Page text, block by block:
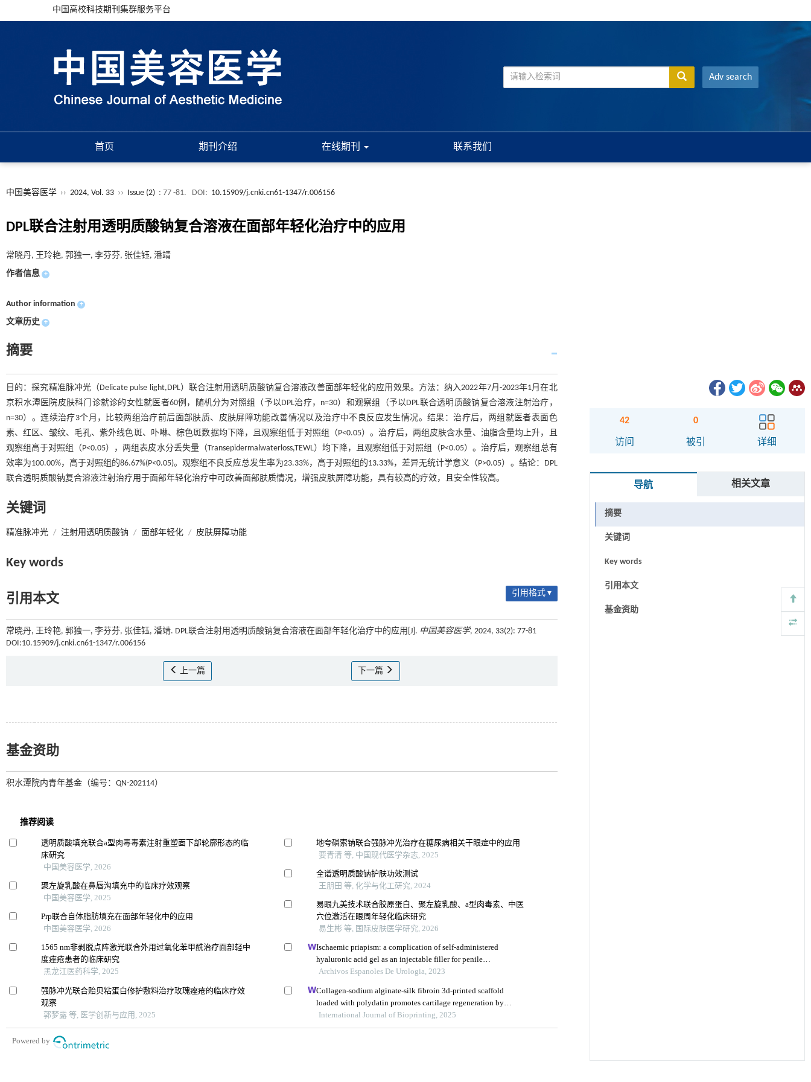
中国高校科技期刊集群服务平台
Adv search
首页 期刊介绍 在线期刊 联系我们
中国美容医学 ›› 2024, Vol. 33 ›› Issue (2) : 77 -81. DOI: 10.15909/j.cnki.cn61-1347/r.006156
DPL联合注射用透明质酸钠复合溶液在面部年轻化治疗中的应用
常晓丹, 王玲艳, 郭独一, 李芬芬, 张佳钰, 潘靖
作者信息 +
Author information +
文章历史 +
摘要
目的：探究精准脉冲光（Delicate pulse light,DPL）联合注射用透明质酸钠复合溶液改善面部年轻化的应用效果。方法：纳入2022年7月-2023年1月在北
京积水潭医院皮肤科门诊就诊的女性就医者60例，随机分为对照组（予以DPL治疗，n=30）和观察组（予以DPL联合透明质酸钠复合溶液注射治疗，
n=30）。连续治疗3个月，比较两组治疗前后面部肤质、皮肤屏障功能改善情况以及治疗中不良反应发生情况。结果：治疗后，两组就医者表面色
素、红区、皱纹、毛孔、紫外线色斑、卟啉、棕色斑数据均下降，且观察组低于对照组（P<0.05）。治疗后，两组皮肤含水量、油脂含量均上升，且
观察组高于对照组（P<0.05），两组表皮水分丢失量（Transepidermalwaterloss,TEWL）均下降，且观察组低于对照组（P<0.05）。治疗后，观察组总有
效率为100.00%，高于对照组的86.67%(P<0.05)。观察组不良反应总发生率为23.33%，高于对照组的13.33%，差异无统计学意义（P>0.05）。结论：DPL
联合透明质酸钠复合溶液注射治疗用于面部年轻化治疗中可改善面部肤质情况，增强皮肤屏障功能，具有较高的疗效，且安全性较高。
关键词
精准脉冲光 / 注射用透明质酸钠 / 面部年轻化 / 皮肤屏障功能
Key words
引用本文 引用格式 ▾
常晓丹, 王玲艳, 郭独一, 李芬芬, 张佳钰, 潘靖. DPL联合注射用透明质酸钠复合溶液在面部年轻化治疗中的应用[J]. 中国美容医学, 2024, 33(2): 77-81
DOI:10.15909/j.cnki.cn61-1347/r.006156
上一篇 下一篇
基金资助
积水潭院内青年基金（编号：QN-202114）
42
访问
0
被引 详细
导航 相关文章
摘要
关键词
Key words
引用本文
基金资助